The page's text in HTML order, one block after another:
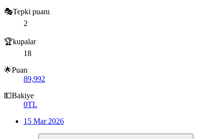
🎭Tepki puanı
2
🏆kupalar
18
🌟Puan
89,992
💵Bakiye
0TL
15 Mar 2026